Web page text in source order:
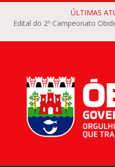
ÚLTIMAS
Edital do 2º Campeonato